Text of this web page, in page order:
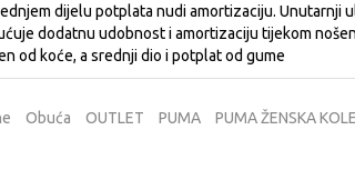
dijelu potplata nudi amortizaciju. Unutarnji
dodatnu udobnost i amortizaciju tijekom
od koće, a srednji dio i potplat od gume
Obuća OUTLET PUMA PUMA ŽENSKA